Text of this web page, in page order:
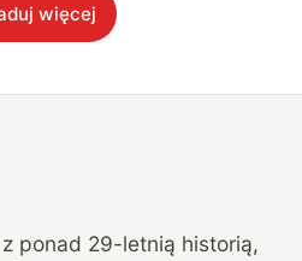
więcej
ponad 29-letnią historią,